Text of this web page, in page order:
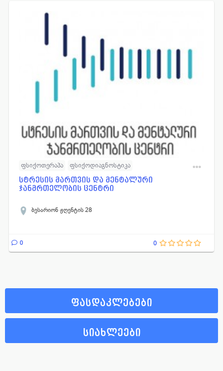
ფსიქოთერაპა
ფსიქოდიაგნოსტიკა
ფსიქო-სოციალური რეაბილიტაცია
სამედიცინო (დიაგნოსტიკა/მკურნალობა)
სტრესის მართვის და მენტალური
ჯანმრთელობის ცენტრი
ბესარიონ ჟღენტის 28
0 0
ფასდაკლებები
სიახლეები